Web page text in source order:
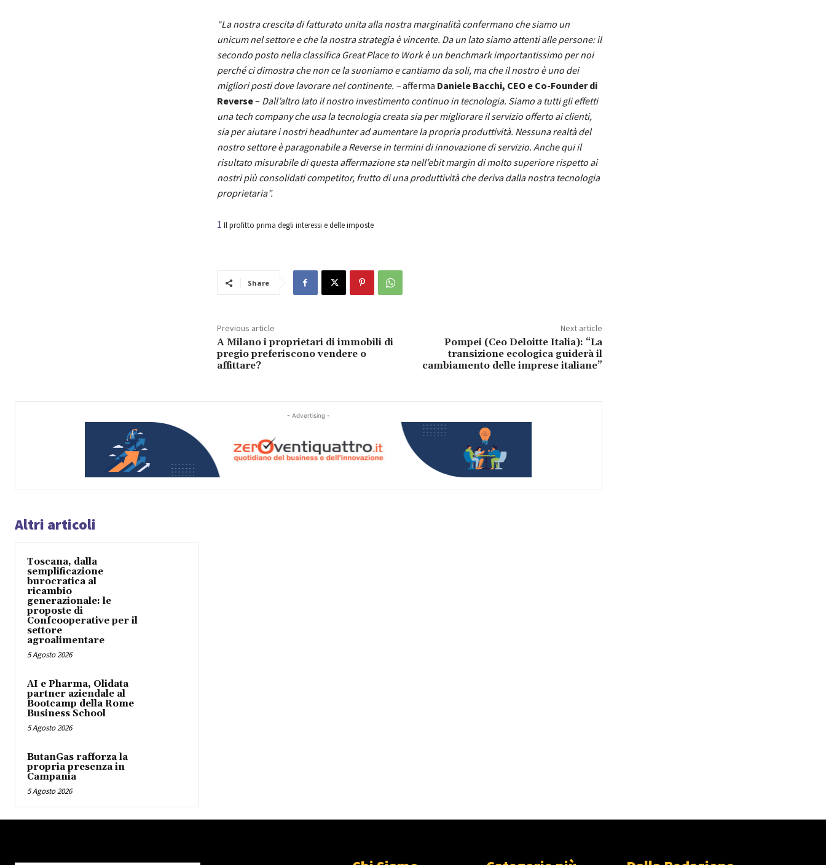
“La nostra crescita di fatturato unita alla nostra marginalità confermano che siamo un
unicum nel settore e che la nostra strategia è vincente. Da un lato siamo attenti alle persone: il
secondo posto nella classifica Great Place to Work è un benchmark importantissimo per noi
perché ci dimostra che non ce la suoniamo e cantiamo da soli, ma che il nostro è uno dei
migliori posti dove lavorare nel continente. –afferma Daniele Bacchi, CEO e Co-Founder di
Reverse– Dall’altro lato il nostro investimento continuo in tecnologia. Siamo a tutti gli effetti
una tech company che usa la tecnologia creata sia per migliorare il servizio offerto ai clienti,
sia per aiutare i nostri headhunter ad aumentare la propria produttività. Nessuna realtà del
nostro settore è paragonabile a Reverse in termini di innovazione di servizio. Anche qui il
risultato misurabile di questa affermazione sta nell’ebit margin di molto superiore rispetto ai
nostri più consolidati competitor, frutto di una produttività che deriva dalla nostra tecnologia
proprietaria”.
1 Il profitto prima degli interessi e delle imposte
Share
Previous article
A Milano i proprietari di immobili di
pregio preferiscono vendere o
affittare?
Next article
Pompei (Ceo Deloitte Italia): “La
transizione ecologica guiderà il
cambiamento delle imprese italiane”
- Advertising -
Altri articoli
Toscana, dalla
semplificazione
burocratica al
ricambio
generazionale: le
proposte di
Confcooperative per il
settore
agroalimentare
5 Agosto 2026
AI e Pharma, Olidata
partner aziendale al
Bootcamp della Rome
Business School
5 Agosto 2026
ButanGas rafforza la
propria presenza in
Campania
5 Agosto 2026